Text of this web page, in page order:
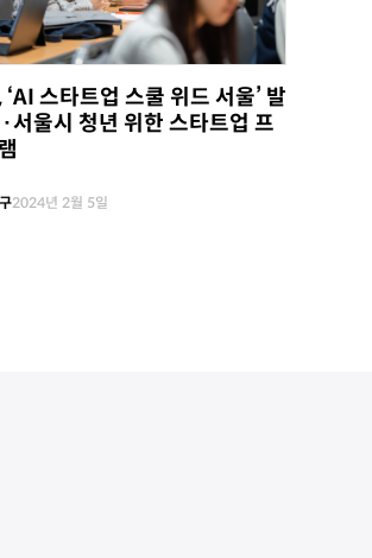
‘AI 스타트업 스쿨 위드 서울’ 발
서울시 청년 위한 스타트업 프
2024년 2월 5일